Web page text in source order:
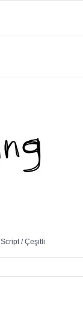
Script/Çeşitli